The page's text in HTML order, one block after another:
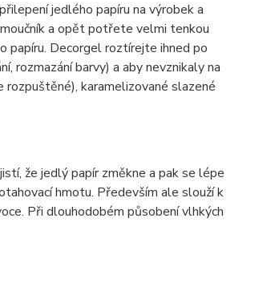
jedlého papíru na výrobek a
a opět potřete velmi tenkou
papíru. Decorgel roztírejte ihned po
rozmazání barvy) a aby nevznikaly na
karamelizované slazené
že jedlý papír změkne a pak se lépe
hmotu. Především ale slouží k
Při dlouhodobém působení vlhkých